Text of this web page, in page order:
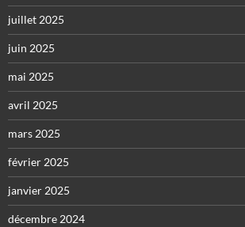
juillet 2025
juin 2025
mai 2025
avril 2025
mars 2025
février 2025
janvier 2025
décembre 2024